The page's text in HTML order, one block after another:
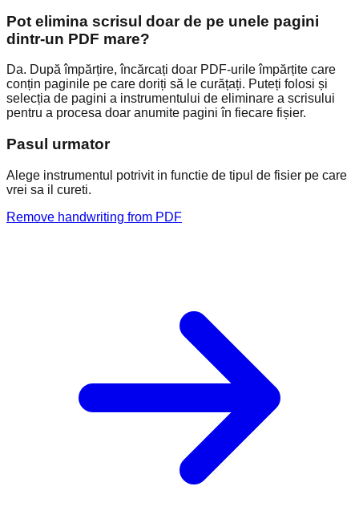
Pot elimina scrisul doar de pe unele pagini
dintr-un PDF mare?
Da. După împărțire, încărcați doar PDF-urile împărțite care
conțin paginile pe care doriți să le curățați. Puteți folosi și
selecția de pagini a instrumentului de eliminare a scrisului
pentru a procesa doar anumite pagini în fiecare fișier.
Pasul urmator
Alege instrumentul potrivit in functie de tipul de fisier pe care
vrei sa il cureti.
Remove handwriting from PDF